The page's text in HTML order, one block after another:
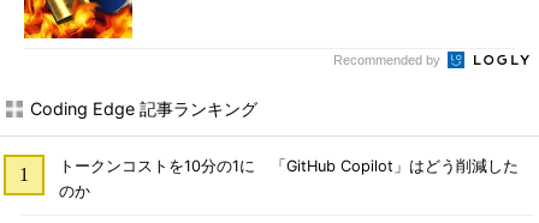
Recommended by
Coding Edge 記事ランキング
トークンコストを10分の1に 「GitHub Copilot」はどう削減した
のか